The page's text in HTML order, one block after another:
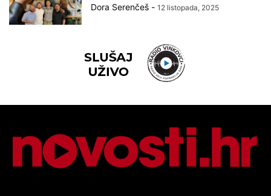
Dora Serenčeš - 12 listopada, 2025